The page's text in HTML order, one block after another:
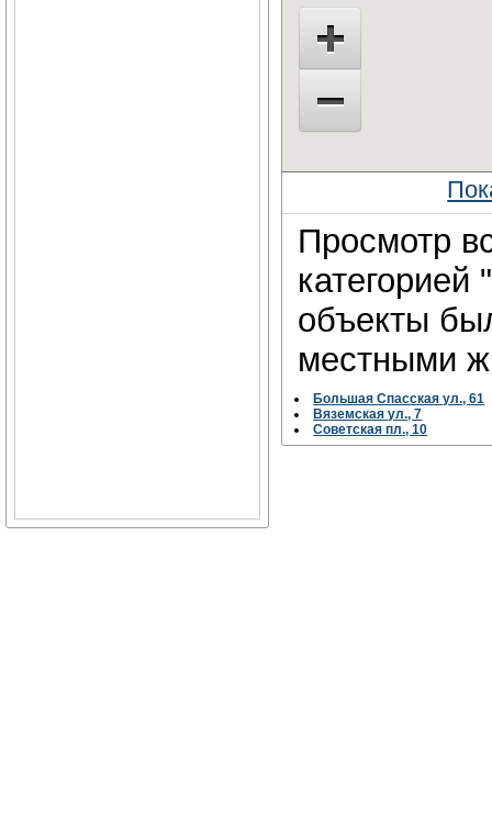
Просмотр
объекты
местными
Большая Спасская ул., 61
Вяземская ул., 7
Советская пл., 10